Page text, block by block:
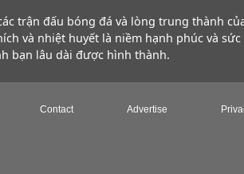
trận đấu bóng đá và lòng trung thành
và nhiệt huyết là niềm hạnh phúc và
bạn lâu dài được hình thành.
Contact Advertise